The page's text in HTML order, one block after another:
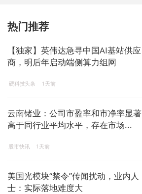
热门推荐
【独家】英伟达急寻中国AI基站供应
商，明后年启动端侧算力组网
硬科技头条 1天前
云南锗业：公司市盈率和市净率显著
高于同行业平均水平，存在市场...
股市快讯 1天前
美国光模块“禁令”传闻扰动，业内人
士：实际落地难度大